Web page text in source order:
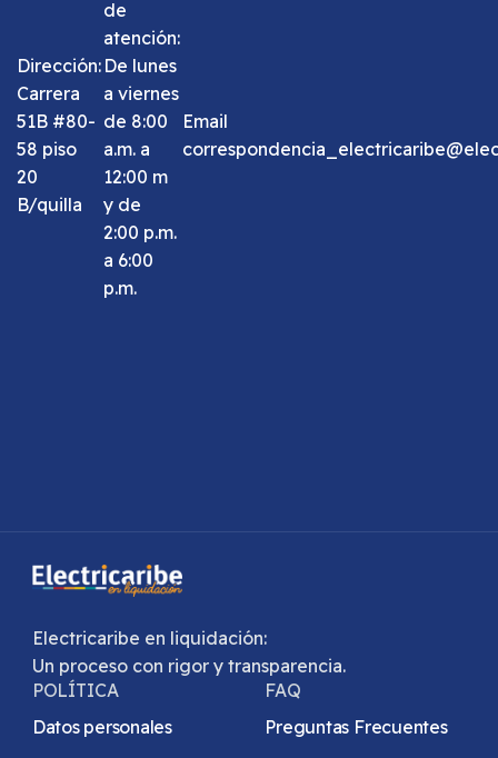
Dirección:
Carrera
51B #80-
58 piso
20
B/quilla
de
atención:
De lunes
a viernes
de 8:00
a.m. a
12:00 m
y de
2:00 p.m.
a 6:00
p.m.
Email
Electricaribe en liquidación:
Un proceso con rigor y transparencia.
POLÍTICA
Datos personales
FAQ
Preguntas Frecuentes